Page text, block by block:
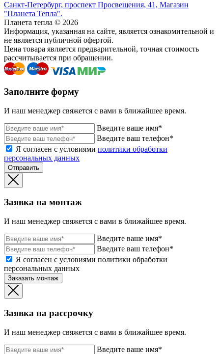
Санкт-Петербург, проспект Просвещения, 41, Магазин
"Планета Тепла".
Планета тепла © 2026
Информация, указанная на сайте, является ознакомительной и
не является публичной офертой.
Цена товара является предварительной, точная стоимость
рассчитывается при обращении.
Заполните форму
И наш менеджер свяжется с вами в ближайшее время.
Введите ваше имя*
Введите ваш телефон*
Я согласен с условиями политики обработки
персональных данных
Отправить
Заявка на монтаж
И наш менеджер свяжется с вами в ближайшее время.
Введите ваше имя*
Введите ваш телефон*
Я согласен с условиями политики обработки
персональных данных
Заказать монтаж
Заявка на рассрочку
И наш менеджер свяжется с вами в ближайшее время.
Введите ваше имя*